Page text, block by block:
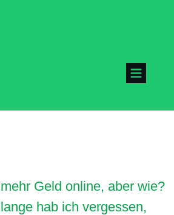
mehr Geld online, aber wie?
lange hab ich vergessen,